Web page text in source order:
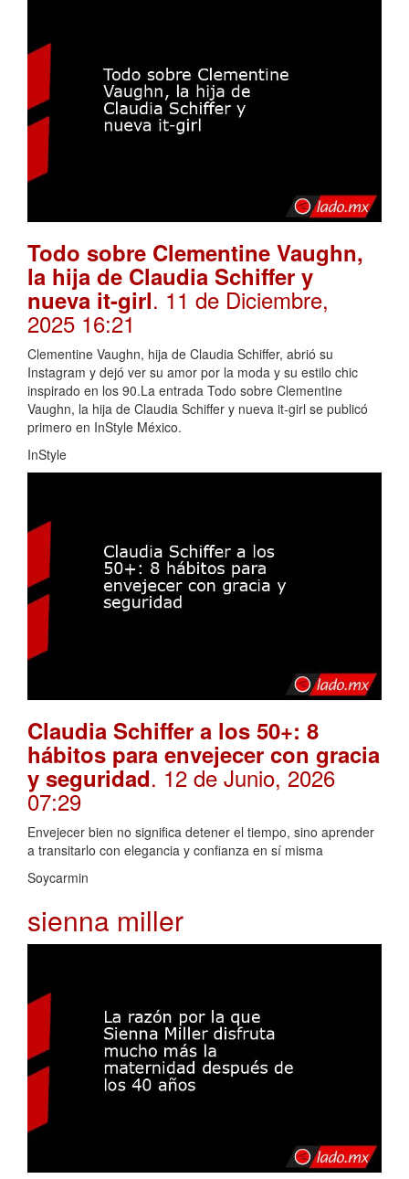
Todo sobre Clementine Vaughn,
la hija de Claudia Schiffer y
nueva it-girl. 11 de Diciembre,
2025 16:21
Clementine Vaughn, hija de Claudia Schiffer, abrió su
Instagram y dejó ver su amor por la moda y su estilo chic
inspirado en los 90.La entrada Todo sobre Clementine
Vaughn, la hija de Claudia Schiffer y nueva it-girl se publicó
primero en InStyle México.
InStyle
Claudia Schiffer a los 50+: 8
hábitos para envejecer con gracia
y seguridad. 12 de Junio, 2026
07:29
Envejecer bien no significa detener el tiempo, sino aprender
a transitarlo con elegancia y confianza en sí misma
Soycarmin
sienna miller